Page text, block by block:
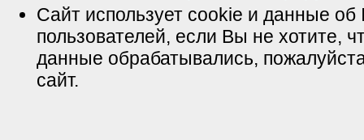
Сайт использует cookie и данные об
пользователей, если Вы не хотите,
данные обрабатывались,
сайт.